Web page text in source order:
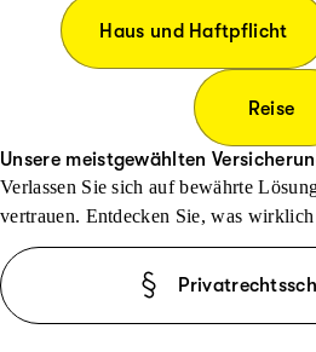
Haus und Haftpflicht
Reise
Unsere meistgewählten
Verlassen Sie sich auf bewährte
vertrauen. Entdecken Sie, was